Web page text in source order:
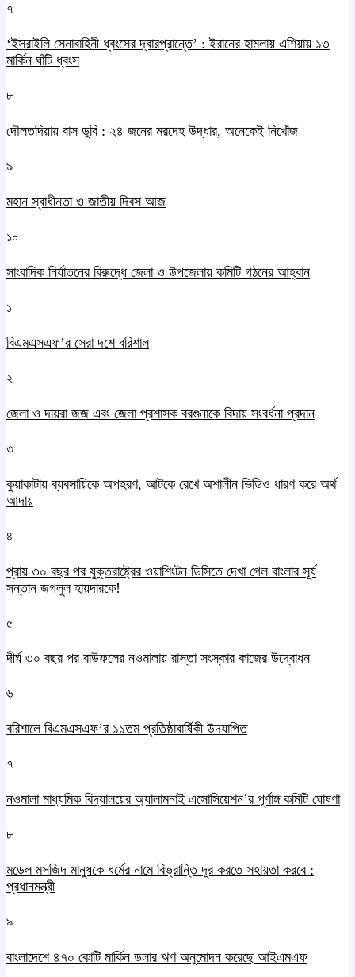
৭
‘ইসরাইলি সেনাবাহিনী ধ্বংসের দ্বারপ্রান্তে’ : ইরানের হামলায় এশিয়ায় ১৩
মার্কিন ঘাঁটি ধ্বংস
৮
দৌলতদিয়ায় বাস ডুবি : ২৪ জনের মরদেহ উদ্ধার, অনেকেই নিখোঁজ
৯
মহান স্বাধীনতা ও জাতীয় দিবস আজ
১০
সাংবাদিক নির্যাতনের বিরুদ্ধে জেলা ও উপজেলায় কমিটি গঠনের আহ্বান
১
বিএমএসএফ’র সেরা দশে বরিশাল
২
জেলা ও দায়রা জজ এবং জেলা প্রশাসক বরগুনাকে বিদায় সংবর্ধনা প্রদান
৩
কুয়াকাটায় ব্যবসায়িকে অপহরণ, আটকে রেখে অশালীন ভিডিও ধারণ করে অর্থ
আদায়
৪
প্রায় ৩০ বছর পর যুক্তরাষ্ট্রের ওয়াশিংটন ডিসিতে দেখা গেল বাংলার সূর্য
সন্তান জগলুল হায়দারকে!
৫
দীর্ঘ ৩০ বছর পর বাউফলের নওমালায় রাস্তা সংস্কার কাজের উদ্বোধন
৬
বরিশালে বিএমএসএফ’র ১১তম প্রতিষ্ঠাবার্ষিকী উদযাপিত
৭
নওমালা মাধ্যমিক বিদ্যালয়ের অ্যালামনাই এসোসিয়েশন’র পূর্ণাঙ্গ কমিটি ঘোষণা
৮
মডেল মসজিদ মানুষকে ধর্মের নামে বিভ্রান্তি দূর করতে সহায়তা করবে :
প্রধানমন্ত্রী
৯
বাংলাদেশে ৪৭০ কোটি মার্কিন ডলার ঋণ অনুমোদন করেছে আইএমএফ